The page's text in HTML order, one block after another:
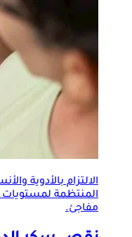
الالتزام بالأدوية
المنتظمة لمستويات
مفاجئ.